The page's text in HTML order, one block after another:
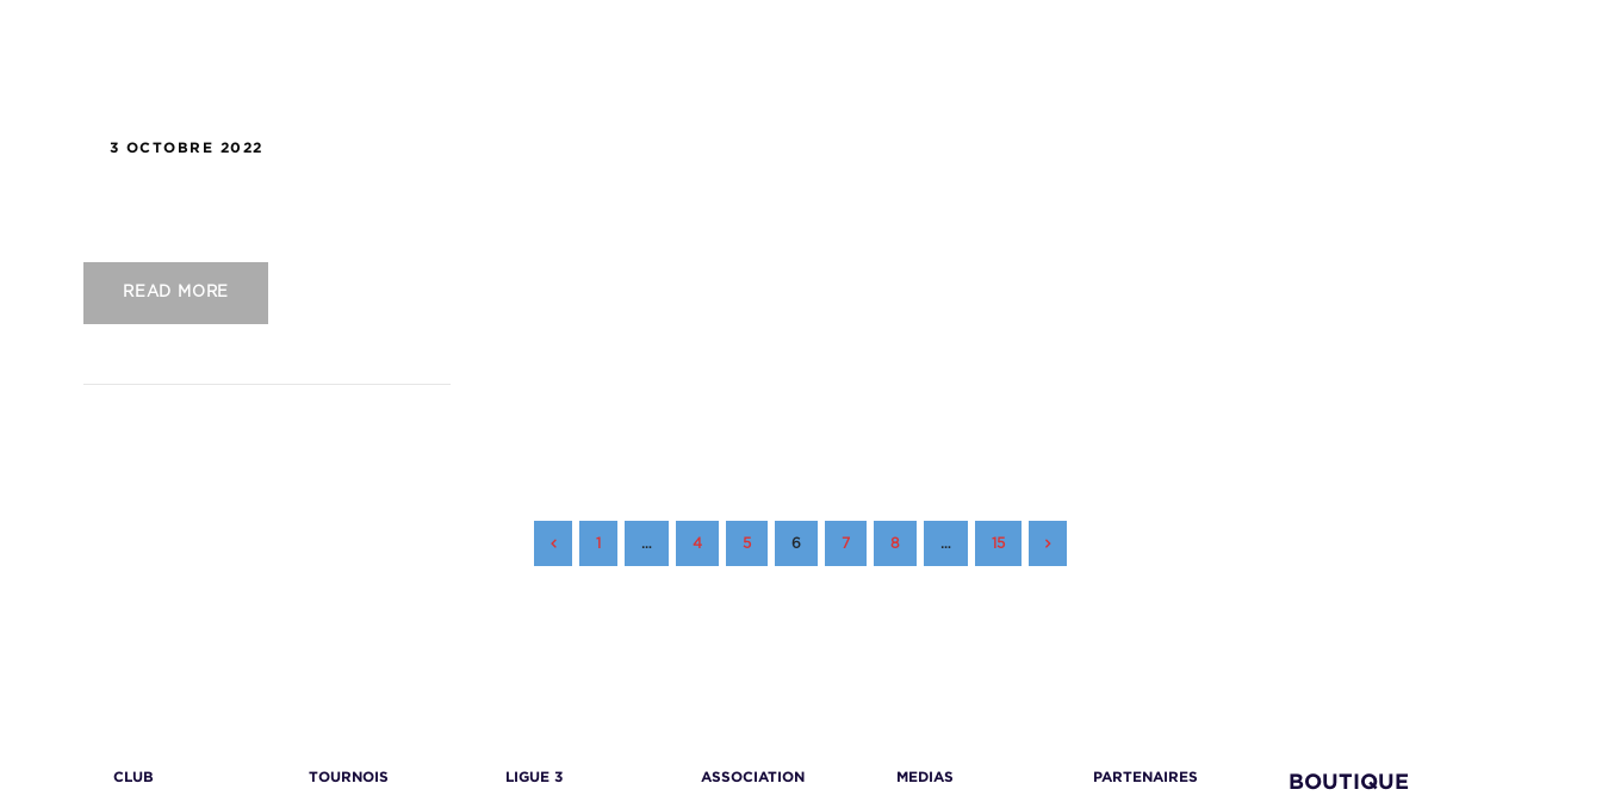
3 OCTOBRE 2022
READ MORE
1 … 4 5 6 7 8 … 15
CLUB TOURNOIS LIGUE 3 ASSOCIATION MEDIAS PARTENAIRES BOUTIQUE